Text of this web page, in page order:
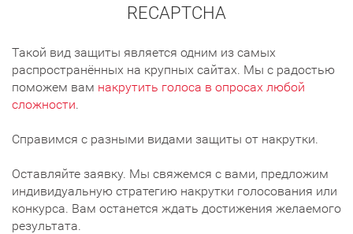
RECAPTCHA
Такой вид защиты является одним из самых
распространённых на крупных сайтах. Мы с радостью
поможем вам накрутить голоса в опросах любой
сложности.
Справимся с разными видами защиты от накрутки.
Оставляйте заявку. Мы свяжемся с вами, предложим
индивидуальную стратегию накрутки голосования или
конкурса. Вам останется ждать достижения желаемого
результата.